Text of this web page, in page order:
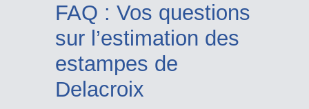
FAQ : Vos questions
sur l’estimation des
estampes de
Delacroix